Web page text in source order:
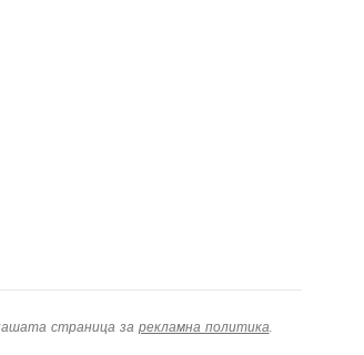
страница за рекламна политика.